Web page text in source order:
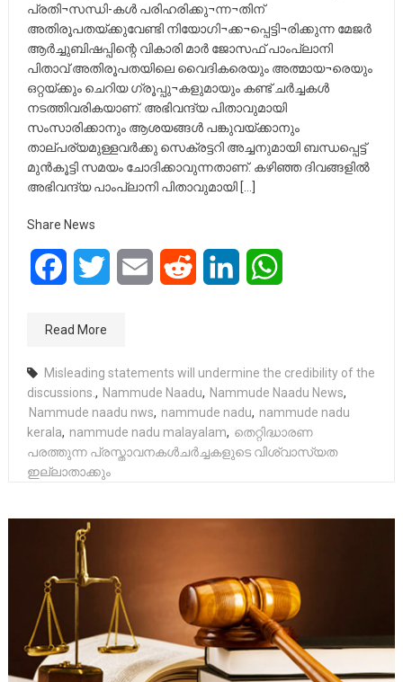
പ്രതി¬സന്ധി-കൾ പരിഹരിക്കു¬ന്ന¬തിന്
അതിരൂപതയ്ക്കുവേണ്ടി നിയോഗി¬ക്ക¬പ്പെട്ടി¬രിക്കുന്ന മേജർ
ആർച്ചുബിഷപ്പിന്റെ വികാരി മാർ ജോസഫ് പാംപ്ലാനി
പിതാവ് അതിരൂപതയിലെ വൈദികരെയും അത്മായ¬രെയും
ഒറ്റയ്ക്കും ചെറിയ ഗ്രൂപ്പു¬കളുമായും കണ്ട് ചർച്ചകൾ
നടത്തിവരികയാണ്. അഭിവന്ദ്യ പിതാവുമായി
സംസാരിക്കാനും ആശയങ്ങൾ പങ്കുവയ്ക്കാനും
താല്പര്യമുള്ളവർക്കു സെക്രട്ടറി അച്ചനുമായി ബന്ധപ്പെട്ട്
മുൻകൂട്ടി സമയം ചോദിക്കാവുന്നതാണ്. കഴിഞ്ഞ ദിവങ്ങളിൽ
അഭിവന്ദ്യ പാംപ്ലാനി പിതാവുമായി […]
Share News
FacebookTwitter Email Reddit LinkedIn
Read More
Misleading statements will undermine the credibility of the
discussions., Nammude Naadu, Nammude Naadu News,
Nammude naadu nws, nammude nadu, nammude nadu
kerala, nammude nadu malayalam, തെറ്റിദ്ധാരണ
പരത്തുന്ന പ്രസ്താവനകൾചർച്ചകളുടെ വിശ്വാസ്യത
ഇല്ലാതാക്കും